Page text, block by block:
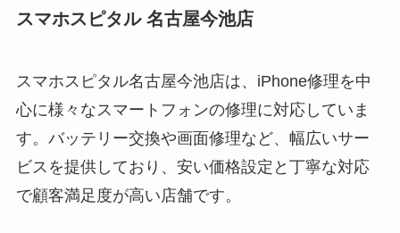
スマホスピタル 名古屋今池店
スマホスピタル名古屋今池店は、iPhone修理を中
心に様々なスマートフォンの修理に対応していま
す。バッテリー交換や画面修理など、幅広いサー
ビスを提供しており、安い価格設定と丁寧な対応
で顧客満足度が高い店舗です。